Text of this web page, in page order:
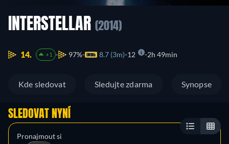
INTERSTELLAR (2014)
14. +1 97% 8.7 (3m) 12 2h 49min
Kde sledovat Sledujte zdarma Synopse
SLEDOVAT NYNÍ
Pronajmout si